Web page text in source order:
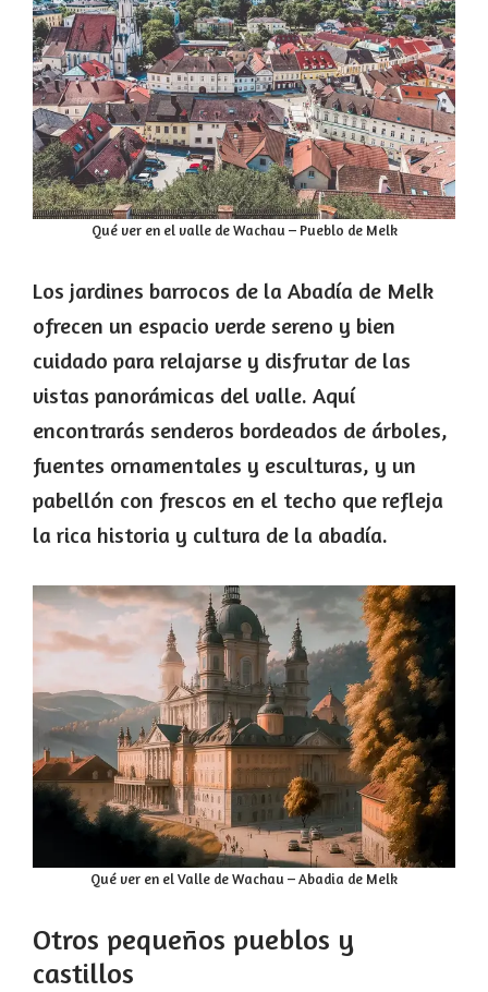
Qué ver en el valle de Wachau – Pueblo de Melk
Los jardines barrocos de la Abadía de Melk
ofrecen un espacio verde sereno y bien
cuidado para relajarse y disfrutar de las
vistas panorámicas del valle. Aquí
encontrarás senderos bordeados de árboles,
fuentes ornamentales y esculturas, y un
pabellón con frescos en el techo que refleja
la rica historia y cultura de la abadía.
Qué ver en el Valle de Wachau – Abadia de Melk
Otros pequeños pueblos y
castillos